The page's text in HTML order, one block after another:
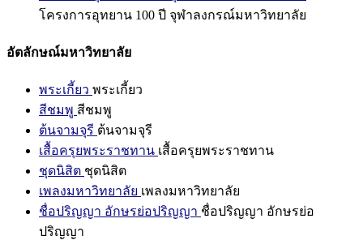
โครงการอุทยาน 100 ปี จุฬาลงกรณ์มหาวิทยาลัย
อัตลักษณ์มหาวิทยาลัย
พระเกี้ยว พระเกี้ยว
สีชมพู สีชมพู
ต้นจามจุรี ต้นจามจุรี
เสื้อครุยพระราชทาน เสื้อครุยพระราชทาน
ชุดนิสิต ชุดนิสิต
เพลงมหาวิทยาลัย เพลงมหาวิทยาลัย
ชื่อปริญญา อักษรย่อปริญญา ชื่อปริญญา อักษรย่อ
ปริญญา